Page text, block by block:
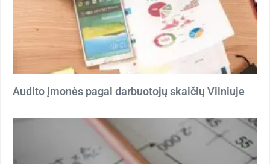
Audito įmonės pagal darbuotojų skaičių Vilniuje